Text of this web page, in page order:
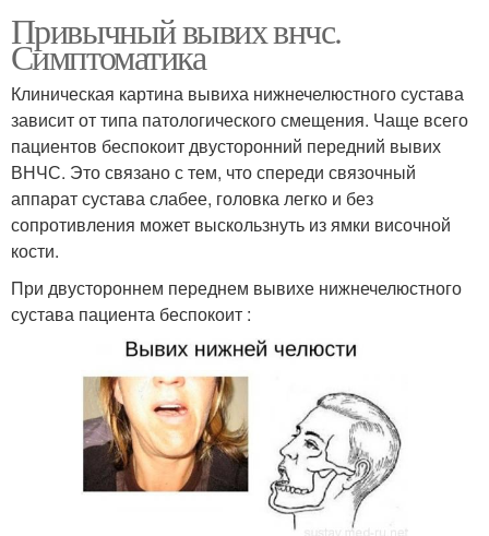
Привычный вывих внчс.
Симптоматика
Клиническая картина вывиха нижнечелюстного сустава
зависит от типа патологического смещения. Чаще всего
пациентов беспокоит двусторонний передний вывих
ВНЧС. Это связано с тем, что спереди связочный
аппарат сустава слабее, головка легко и без
сопротивления может выскользнуть из ямки височной
кости.
При двустороннем переднем вывихе нижнечелюстного
сустава пациента беспокоит :